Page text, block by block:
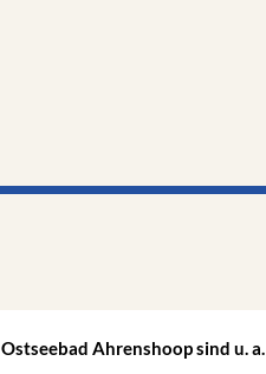
Ahrenshoop sind u. a.